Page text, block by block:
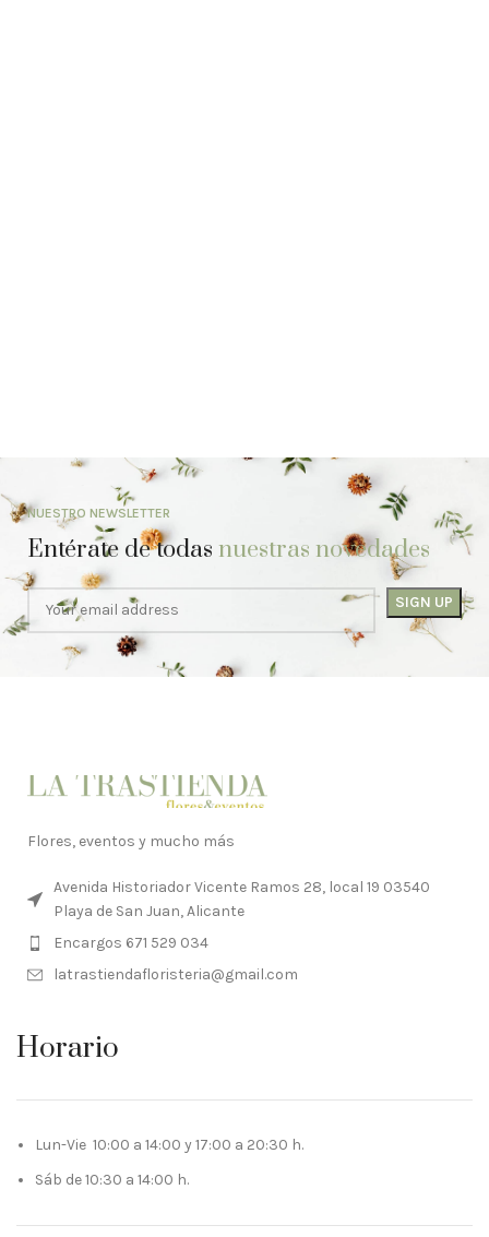
NUESTRO NEWSLETTER
Entérate de todasnuestras novedades
Flores, eventos y mucho más
Avenida Historiador Vicente Ramos 28, local 19 03540
Playa de San Juan, Alicante
Encargos 671 529 034
latrastiendafloristeria@gmail.com
Horario
Lun-Vie 10:00 a 14:00 y 17:00 a 20:30 h.
Sáb de 10:30 a 14:00 h.